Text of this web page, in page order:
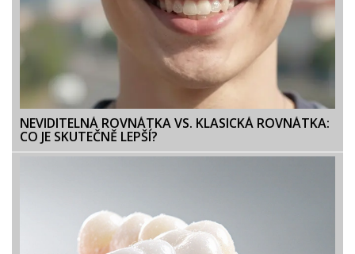
NEVIDITELNÁ ROVNÁTKA VS. KLASICKÁ ROVNÁTKA:
CO JE SKUTEČNĚ LEPŠÍ?